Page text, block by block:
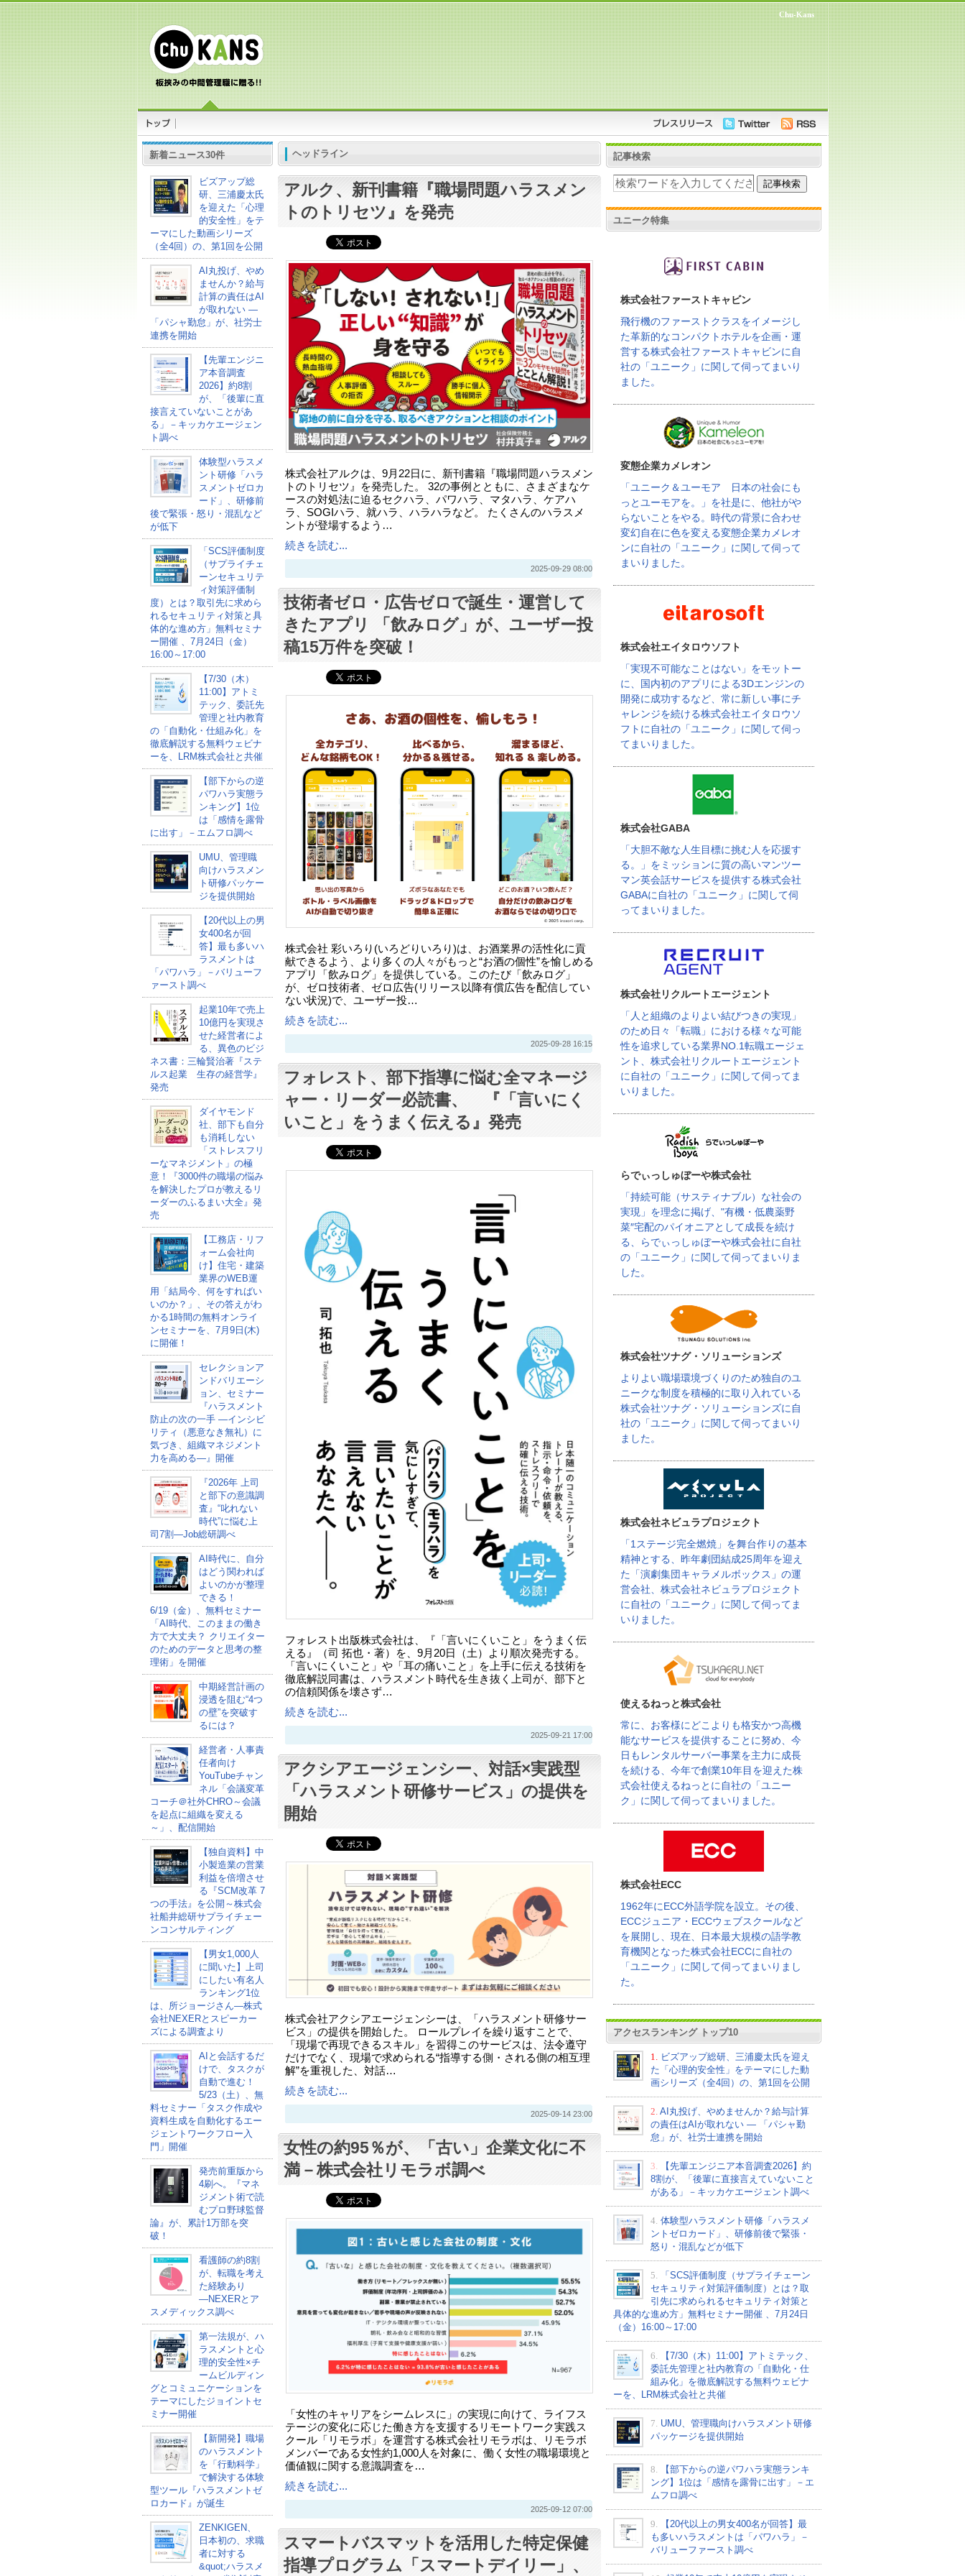
Chu-Kans
新着ニュース30件
ビズアップ総
研、三浦慶太氏
を迎えた「心理
的安全性」をテ
ーマにした動画シリーズ
（全4回）の、第1回を公開
AI丸投げ、やめ
ませんか？給与
計算の責任はAI
が取れない ―
「パシャ勤怠」が、社労士
連携を開始
【先輩エンジニ
ア本音調査
2026】約8割
が、「後輩に直
接言えていないことがあ
る」－キッカケエージェン
ト調べ
体験型ハラスメ
ント研修「ハラ
スメントゼロカ
ード」、研修前
後で緊張・怒り・混乱など
が低下
「SCS評価制度
（サプライチェ
ーンセキュリテ
ィ対策評価制
度）とは？取引先に求めら
れるセキュリティ対策と具
体的な進め方」無料セミナ
ー開催 、7月24日（金）
16:00～17:00
【7/30（木）
11:00】アトミ
テック、委託先
管理と社内教育
の「自動化・仕組み化」を
徹底解説する無料ウェビナ
ーを、LRM株式会社と共催
【部下からの逆
パワハラ実態ラ
ンキング】1位
は「感情を露骨
に出す」－エムフロ調べ
UMU、管理職
向けハラスメン
ト研修パッケー
ジを提供開始
【20代以上の男
女400名が回
答】最も多いハ
ラスメントは
「パワハラ」－バリューフ
ァースト調べ
起業10年で売上
10億円を実現さ
せた経営者によ
る、異色のビジ
ネス書：三輪賢治著『ステ
ルス起業 生存の経営学』
発売
ダイヤモンド
社、部下も自分
も消耗しない
「ストレスフリ
ーなマネジメント」の極
意！『3000件の職場の悩み
を解決したプロが教えるリ
ーダーのふるまい大全』発
売
【工務店・リフ
ォーム会社向
け】住宅・建築
業界のWEB運
用「結局今、何をすればい
いのか？」、その答えがわ
かる1時間の無料オンライ
ンセミナーを、7月9日(木)
に開催！
セレクションア
ンドバリエーシ
ョン、セミナー
『ハラスメント
防止の次の一手 ―インシビ
リティ（悪意なき無礼）に
気づき、組織マネジメント
力を高める―』開催
『2026年 上司
と部下の意識調
査』“叱れない
時代”に悩む上
司7割―Job総研調べ
AI時代に、自分
はどう関われば
よいのかが整理
できる！
6/19（金）、無料セミナー
「AI時代、このままの働き
方で大丈夫？ クリエイター
のためのデータと思考の整
理術」を開催
中期経営計画の
浸透を阻む“4つ
の壁”を突破す
るには？
経営者・人事責
任者向け
YouTubeチャン
ネル「会議変革
コーチ＠社外CHRO～会議
を起点に組織を変える
～」、配信開始
【独自資料】中
小製造業の営業
利益を倍増させ
る『SCM改革 7
つの手法』を公開～株式会
社船井総研サプライチェー
ンコンサルティング
【男女1,000人
に聞いた】上司
にしたい有名人
ランキング1位
は、所ジョージさん―株式
会社NEXERとスピーカー
ズによる調査より
AIと会話するだ
けで、タスクが
自動で進む！
5/23（土）、無
料セミナー「タスク作成や
資料生成を自動化するエー
ジェントワークフロー入
門」開催
発売前重版から
4刷へ。『マネ
ジメント術で読
むプロ野球監督
論』が、累計1万部を突
破！
看護師の約8割
が、転職を考え
た経験あり
―NEXERとア
スメディックス調べ
第一法規が、ハ
ラスメントと心
理的安全性×チ
ームビルディン
グとコミュニケーションを
テーマにしたジョイントセ
ミナー開催
【新開発】職場
のハラスメント
を「行動科学」
で解決する体験
型ツール『ハラスメントゼ
ロカード』が誕生
ZENKIGEN、
日本初の、求職
者に対する
&quot;ハラスメ
ヘッドライン
アルク、新刊書籍『職場問題ハラスメン
トのトリセツ』を発売
株式会社アルクは、9月22日に、新刊書籍『職場問題ハラスメン
トのトリセツ』を発売した。 32の事例とともに、さまざまなケ
ースの対処法に迫るセクハラ、パワハラ、マタハラ、ケアハ
ラ、SOGIハラ、就ハラ、ハラハラなど。 たくさんのハラスメ
ントが登場するよう…
続きを読む...
2025-09-29 08:00
技術者ゼロ・広告ゼロで誕生・運営して
きたアプリ 「飲みログ」が、ユーザー投
稿15万件を突破！
株式会社 彩いろり(いろどりいろり)は、お酒業界の活性化に貢
献できるよう、より多くの人々がもっと“お酒の個性”を愉しめる
アプリ「飲みログ」を提供している。このたび「飲みログ」
が、ゼロ技術者、ゼロ広告(リリース以降有償広告を配信してい
ない状況)で、ユーザー投…
続きを読む...
2025-09-28 16:15
フォレスト、部下指導に悩む全マネージ
ャー・リーダー必読書、 『「言いにく
いこと」をうまく伝える』発売
フォレスト出版株式会社は、『「言いにくいこと」をうまく伝
える』（司 拓也・著）を、9月20日（土）より順次発売する。
「言いにくいこと」や「耳の痛いこと」を上手に伝える技術を
徹底解説同書は、ハラスメント時代を生き抜く上司が、部下と
の信頼関係を壊さず…
続きを読む...
2025-09-21 17:00
アクシアエージェンシー、対話×実践型
「ハラスメント研修サービス」の提供を
開始
株式会社アクシアエージェンシーは、「ハラスメント研修サー
ビス」の提供を開始した。 ロールプレイを繰り返すことで、
「現場で再現できるスキル」を習得このサービスは、法令遵守
だけでなく、現場で求められる“指導する側・される側の相互理
解”を重視した、対話…
続きを読む...
2025-09-14 23:00
女性の約95％が、「古い」企業文化に不
満－株式会社リモラボ調べ
「女性のキャリアをシームレスに」の実現に向けて、ライフス
テージの変化に応じた働き方を支援するリモートワーク実践ス
クール「リモラボ」を運営する株式会社リモラボは、リモラボ
メンバーである女性約1,000人を対象に、働く女性の職場環境と
価値観に関する意識調査を…
続きを読む...
2025-09-12 07:00
スマートバスマットを活用した特定保健
指導プログラム「スマートデイリー」、
記事検索
ユニーク特集
株式会社ファーストキャビン
飛行機のファーストクラスをイメージし
た革新的なコンパクトホテルを企画・運
営する株式会社ファーストキャビンに自
社の「ユニーク」に関して伺ってまいり
ました。
変態企業カメレオン
「ユニーク＆ユーモア 日本の社会にも
っとユーモアを。」を社是に、他社がや
らないことをやる。時代の背景に合わせ
変幻自在に色を変える変態企業カメレオ
ンに自社の「ユニーク」に関して伺って
まいりました。
株式会社エイタロウソフト
「実現不可能なことはない」をモットー
に、国内初のアプリによる3Dエンジンの
開発に成功するなど、常に新しい事にチ
ャレンジを続ける株式会社エイタロウソ
フトに自社の「ユニーク」に関して伺っ
てまいりました。
株式会社GABA
「大胆不敵な人生目標に挑む人を応援す
る。」をミッションに質の高いマンツー
マン英会話サービスを提供する株式会社
GABAに自社の「ユニーク」に関して伺
ってまいりました。
株式会社リクルートエージェント
「人と組織のよりよい結びつきの実現」
のため日々「転職」における様々な可能
性を追求している業界NO.1転職エージェ
ント、株式会社リクルートエージェント
に自社の「ユニーク」に関して伺ってま
いりました。
らでぃっしゅぼーや株式会社
「持続可能（サスティナブル）な社会の
実現」を理念に掲げ、"有機・低農薬野
菜″宅配のパイオニアとして成長を続け
る、らでぃっしゅぼーや株式会社に自社
の「ユニーク」に関して伺ってまいりま
した。
株式会社ツナグ・ソリューションズ
よりよい職場環境づくりのため独自のユ
ニークな制度を積極的に取り入れている
株式会社ツナグ・ソリューションズに自
社の「ユニーク」に関して伺ってまいり
ました。
株式会社ネビュラプロジェクト
「1ステージ完全燃焼」を舞台作りの基本
精神とする、昨年劇団結成25周年を迎え
た「演劇集団キャラメルボックス」の運
営会社、株式会社ネビュラプロジェクト
に自社の「ユニーク」に関して伺ってま
いりました。
使えるねっと株式会社
常に、お客様にどこよりも格安かつ高機
能なサービスを提供することに努め、今
日もレンタルサーバー事業を主力に成長
を続ける、今年で創業10年目を迎えた株
式会社使えるねっとに自社の「ユニー
ク」に関して伺ってまいりました。
株式会社ECC
1962年にECC外語学院を設立。その後、
ECCジュニア・ECCウェブスクールなど
を展開し、現在、日本最大規模の語学教
育機関となった株式会社ECCに自社の
「ユニーク」に関して伺ってまいりまし
た。
アクセスランキング トップ10
1.
ビズアップ総研、三浦慶太氏を迎え
た「心理的安全性」をテーマにした動
画シリーズ（全4回）の、第1回を公開
2. AI丸投げ、やめませんか？給与計算
の責任はAIが取れない ― 「パシャ勤
怠」が、社労士連携を開始
3.
【先輩エンジニア本音調査2026】約
8割が、「後輩に直接言えていないこと
がある」－キッカケエージェント調べ
4. 体験型ハラスメント研修「ハラスメ
ントゼロカード」、研修前後で緊張・
怒り・混乱などが低下
5.
「SCS評価制度（サプライチェーン
セキュリティ対策評価制度）とは？取
引先に求められるセキュリティ対策と
具体的な進め方」無料セミナー開催 、7月24日
（金）16:00～17:00
6.
【7/30（木）11:00】アトミテック、
委託先管理と社内教育の「自動化・仕
組み化」を徹底解説する無料ウェビナ
ーを、LRM株式会社と共催
7. UMU、管理職向けハラスメント研修
パッケージを提供開始
8.
【部下からの逆パワハラ実態ランキ
ング】1位は「感情を露骨に出す」－エ
ムフロ調べ
9.
【20代以上の男女400名が回答】最
も多いハラスメントは「パワハラ」－
バリューファースト調べ